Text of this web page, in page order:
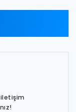
iletişim